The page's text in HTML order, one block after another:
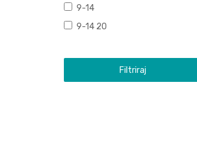
9-14
9-14 20
Filtriraj